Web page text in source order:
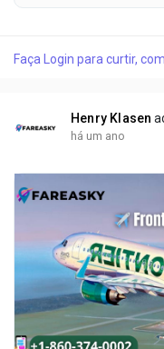
crucial. If you're
on a single journey,
Airlines offers some of
Faça Login para curtir,
Henry Klasen
há um ano